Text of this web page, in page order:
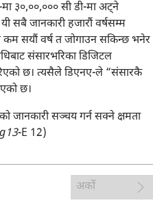
३०,००,००० सी डी-मा अट्‌ने
सबै जानकारी हजारौं वर्षसम्म
सयौं वर्ष त जोगाउन सकिन्छ भनेर
संसारभरिका डिजिटल
छ। त्यसैले डिएनए-ले “संसारकै
छ।
जानकारी सञ्चय गर्न सक्ने क्षमता
g13-E 12)
अर्को